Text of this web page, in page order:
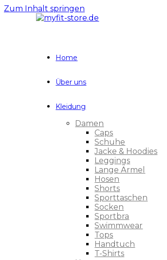
Zum Inhalt springen
Home
Über uns
Kleidung
Damen
Caps
Schuhe
Jacke & Hoodies
Leggings
Lange Ärmel
Hosen
Shorts
Sporttaschen
Socken
Sportbra
Swimmwear
Tops
Handtuch
T-Shirts